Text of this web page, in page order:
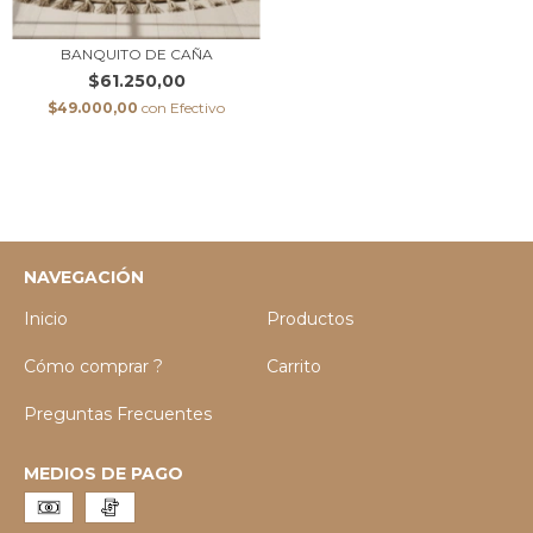
BANQUITO DE CAÑA
$61.250,00
$49.000,00 con Efectivo
NAVEGACIÓN
Inicio
Productos
Cómo comprar ? Carrito
Preguntas Frecuentes
MEDIOS DE PAGO